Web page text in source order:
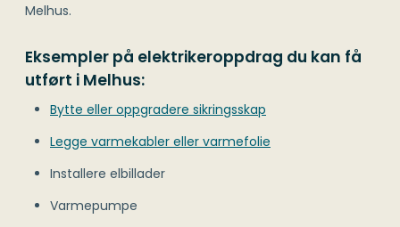
Melhus.
Eksempler på elektrikeroppdrag du kan få
utført i Melhus:
Bytte eller oppgradere sikringsskap
Legge varmekabler eller varmefolie
Installere elbillader
Varmepumpe